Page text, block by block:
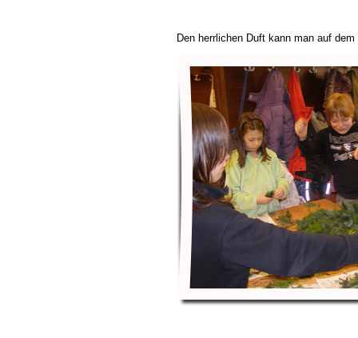
Den herrlichen Duft kann man auf